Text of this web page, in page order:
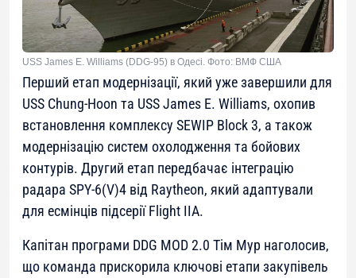
USS James E. Williams (DDG-95) в Одесі. Фото: ВМФ США
Перший етап модернізації, який уже завершили для
USS Chung-Hoon та USS James E. Williams, охопив
встановлення комплексу SEWIP Block 3, а також
модернізацію систем охолодження та бойових
контурів. Другий етап передбачає інтеграцію
радара SPY-6(V)4 від Raytheon, який адаптували
для есмінців підсерії Flight IIA.
Капітан програми DDG MOD 2.0 Тім Мур наголосив,
що команда прискорила ключові етапи закупівель